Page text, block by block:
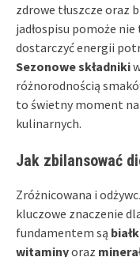
zdrowe tłuszcze oraz
jadłospisu pomoże
dostarczyć energii
Sezonowe składniki
różnorodnością
to świetny moment
kulinarnych.
Jak zbilansować
Zróżnicowana i
kluczowe znaczenie
fundamentem są
witaminyoraz